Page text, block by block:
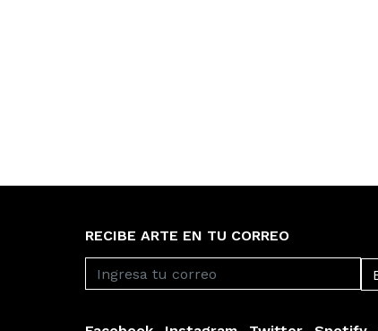
RECIBE ARTE EN TU CORREO